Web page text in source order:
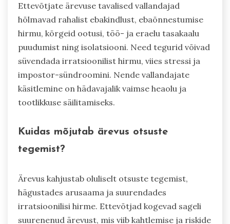
Ettevõtjate ärevuse tavalised vallandajad
hõlmavad rahalist ebakindlust, ebaõnnestumise
hirmu, kõrgeid ootusi, töö- ja eraelu tasakaalu
puudumist ning isolatsiooni. Need tegurid võivad
süvendada irratsioonilist hirmu, viies stressi ja
impostor-sündroomini. Nende vallandajate
käsitlemine on hädavajalik vaimse heaolu ja
tootlikkuse säilitamiseks.
Kuidas mõjutab ärevus otsuste
tegemist?
Ärevus kahjustab oluliselt otsuste tegemist,
hägustades arusaama ja suurendades
irratsioonilisi hirme. Ettevõtjad kogevad sageli
suurenenud ärevust, mis viib kahtlemise ja riskide